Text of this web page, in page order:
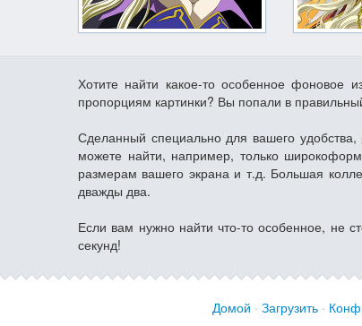
Хотите найти какое-то особенное
пропорциям картинки? Вы попали в
Сделанный специально для вашего
можете найти, например, только
размерам вашего экрана и т.д. Большая
дважды два.
Если вам нужно найти что-то особенное, не
секунд!
Домой · Загрузить ·